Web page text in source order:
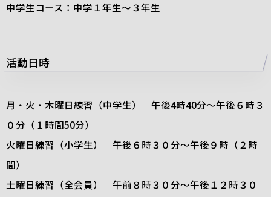
中学生コース：中学１年生～３年生
活動日時
月・火・木曜日練習（中学生） 午後4時40分～午後６時３
０分（１時間50分）
火曜日練習（小学生） 午後６時３０分～午後９時（２時
間）
土曜日練習（全会員） 午前８時３０分～午後１２時３０